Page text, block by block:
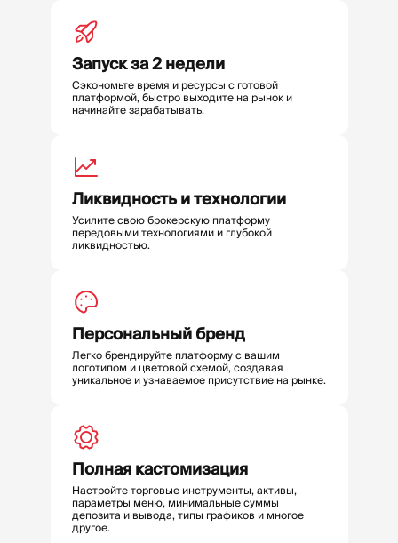
Запуск за 2 недели
Сэкономьте время и ресурсы с готовой
платформой, быстро выходите на рынок и
начинайте зарабатывать.
Ликвидность и технологии
Усилите свою брокерскую платформу
передовыми технологиями и глубокой
ликвидностью.
Персональный бренд
Легко брендируйте платформу с вашим
логотипом и цветовой схемой, создавая
уникальное и узнаваемое присутствие на рынке.
Полная кастомизация
Настройте торговые инструменты, активы,
параметры меню, минимальные суммы
депозита и вывода, типы графиков и многое
другое.